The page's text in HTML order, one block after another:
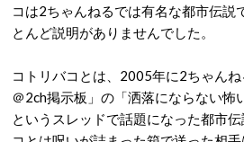
コは2ちゃんねるでは有名な都市伝説
とんど説明がありませんでした。
コトリバコとは、2005年に2ちゃん
＠2ch掲示板」の「洒落にならない怖
というスレッドで話題になった都市